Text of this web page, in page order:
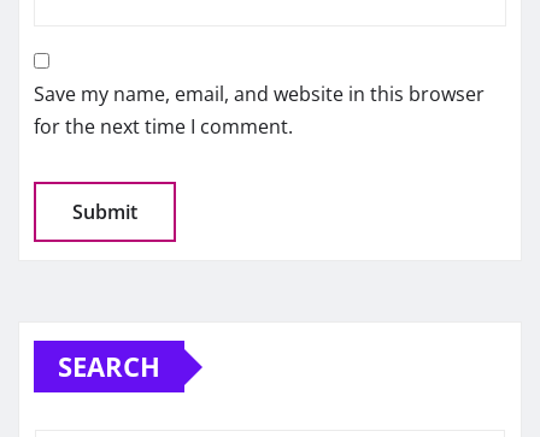
Save my name, email, and website in this browser
for the next time I comment.
SEARCH